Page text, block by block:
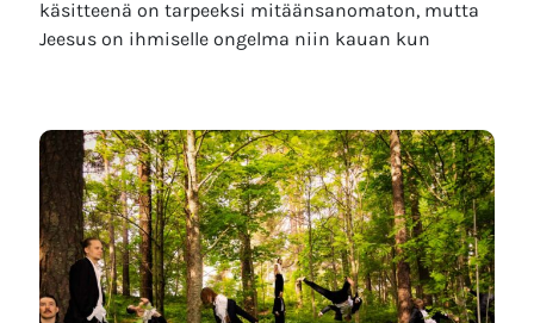
käsitteenä on tarpeeksi mitäänsanomaton, mutta
Jeesus on ihmiselle ongelma niin kauan kun